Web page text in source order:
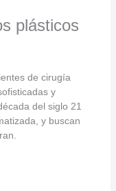
plásticos
de cirugía
y
del siglo 21
y buscan